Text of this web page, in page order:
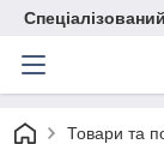
Товари та